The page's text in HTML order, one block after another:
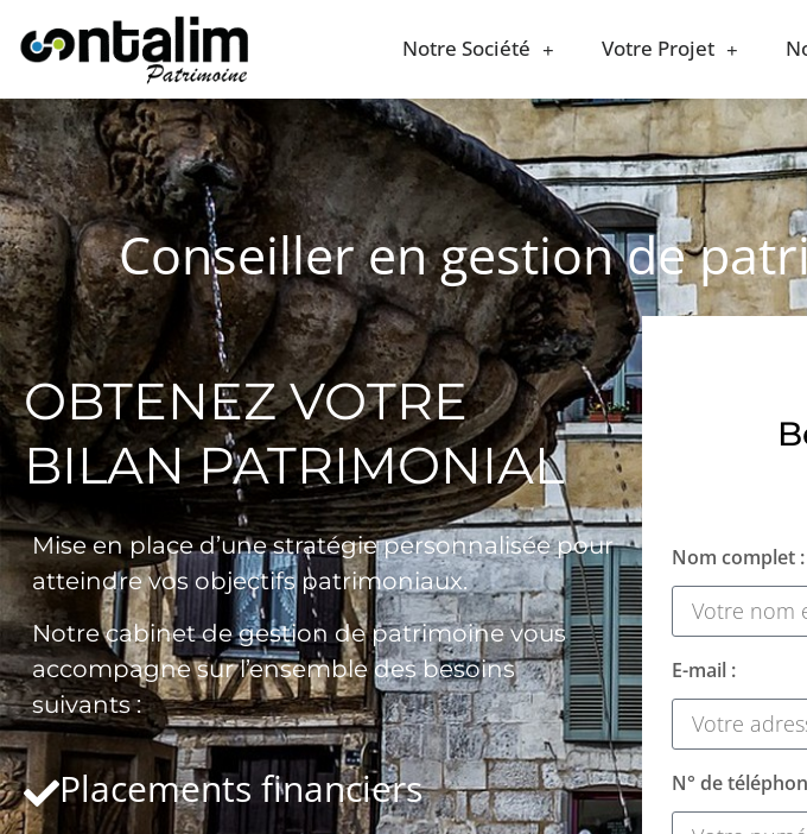
Notre Société Votre Projet
Conseiller en gestion de
OBTENEZ VOTRE
BILAN PATRIMONIAL
Mise en place d’une stratégie personnalisée pour
atteindre vos objectifs patrimoniaux.
Notre cabinet de gestion de patrimoine vous
accompagne sur l’ensemble des besoins
suivants :
Placements financiers
Nom complet :
E-mail :
N° de